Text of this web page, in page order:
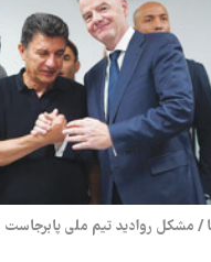
/ مشکل روادید تیم ملی پابرجاست